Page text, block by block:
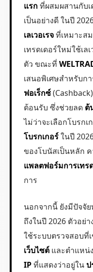
แรกที่ผสมผสานกับ
เป็นอย่างดี ในปี
เลเวอเรจที่เหมาะส
เทรดเดอร์ใหม่ใช้เล
ตัว ขณะที่
เสนอพิเศษสำหรับก
ฟอเร็กซ์
ต้อนรับ ซึ่งช่วยลด ต้
ไม่ว่าจะเลือกโบรกเ
โบรกเกอร์ในปี
ของโบนัสเป็นหลัก
แพลตฟอร์มการเทร
การ
นอกจากนี้ ยังมีปัจจั
ถึงในปี 2026 ตัวอย่
ใช้ระบบตรวจสอบที่
เว็บไซต์ และตำแหน่
IPที่แสดงว่าอยู่ในป